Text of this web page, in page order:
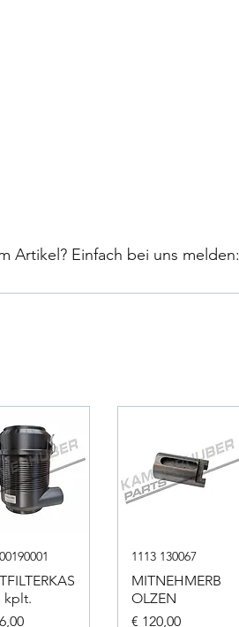
Artikel? Einfach bei uns melden:​​
kplt.
1113 130067
MITNEHMERB
OLZEN
Preis
€ 120,00